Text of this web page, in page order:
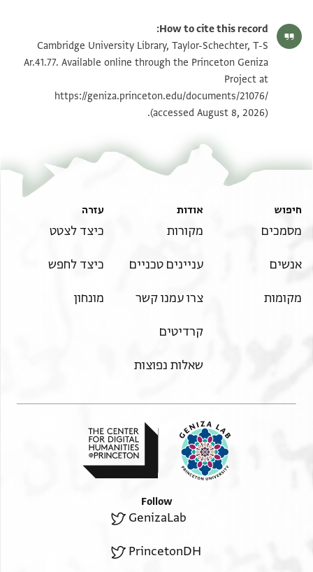
T-S Ar.41.77 1v הגדל וסובב
תנאי היתר שימוש בתצלום
How to cite this record:
Cambridge University Library, Taylor-Schechter, T-S
Ar.41.77. Available online through the Princeton Geniza
Project at
https://geniza.princeton.edu/documents/21076/
(accessed August 8, 2026).
חיפוש
מסמכים
אנשים
מקומות
אודות
מקורות
עניינים טכניים
צרו עמנו קשר
קרדיטים
שאלות נפוצות
עזרה
כיצד לצטט
כיצד לחפש
מונחון
Follow
GenizaLab
PrincetonDH